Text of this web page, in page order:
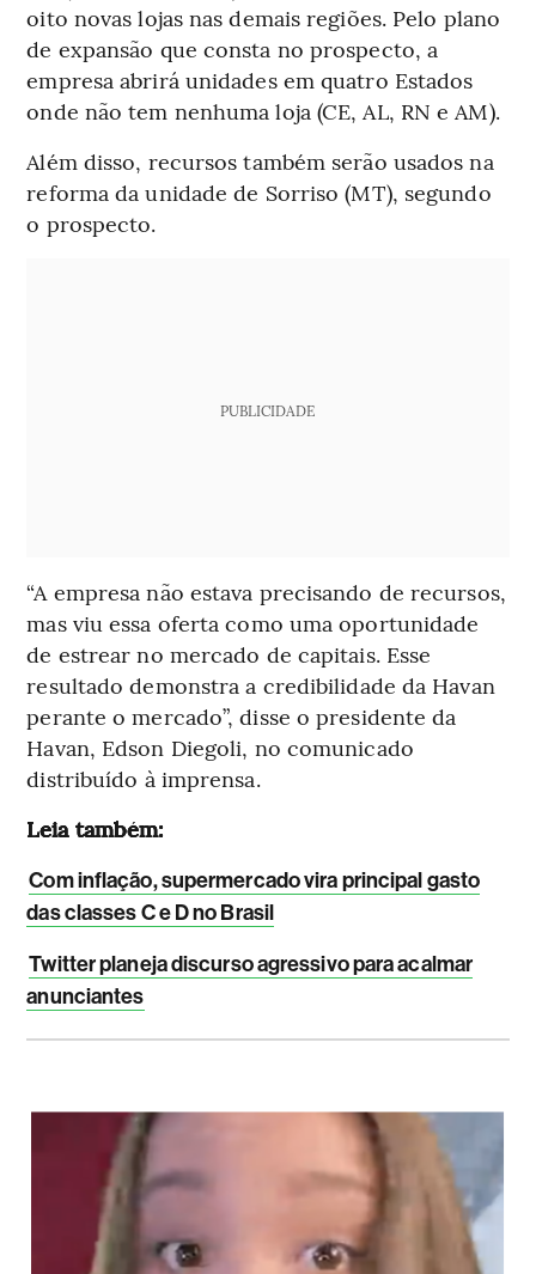
oito novas lojas nas demais regiões. Pelo plano
de expansão que consta no prospecto, a
empresa abrirá unidades em quatro Estados
onde não tem nenhuma loja (CE, AL, RN e AM).
Além disso, recursos também serão usados na
reforma da unidade de Sorriso (MT), segundo
o prospecto.
PUBLICIDADE
“A empresa não estava precisando de recursos,
mas viu essa oferta como uma oportunidade
de estrear no mercado de capitais. Esse
resultado demonstra a credibilidade da Havan
perante o mercado”, disse o presidente da
Havan, Edson Diegoli, no comunicado
distribuído à imprensa.
Leia também:
Com inflação, supermercado vira principal gasto
das classes C e D no Brasil
Twitter planeja discurso agressivo para acalmar
anunciantes